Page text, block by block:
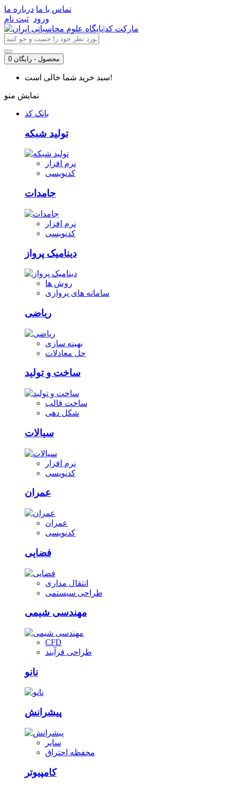
تماس با ما درباره ما
ورود ثبت نام
0 محصول - رایگان
سبد خرید شما خالی است!
نمایش منو
بانک کد
تولید شبکه
نرم افزار
کدنویسی
جامدات
نرم افزار
کدنویسی
دینامیک پرواز
روش ها
سامانه های پروازی
ریاضی
بهینه سازی
حل معادلات
ساخت و تولید
ساخت قالب
شکل دهی
سیالات
نرم افزار
کدنویسی
عمران
عمران
کدنویسی
فضایی
انتقال مداری
طراحی سیستمی
مهندسی شیمی
CFD
طراحی فرآیند
نانو
پیشرانش
سایر
محفظه احتراق
کامپیوتر